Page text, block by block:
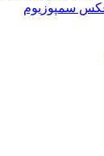
سمپوزیوم